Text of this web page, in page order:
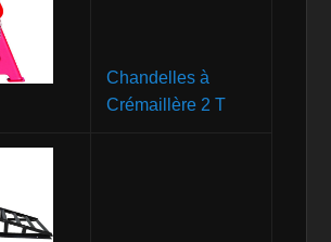
Chandelles à
Crémaillère 2 T